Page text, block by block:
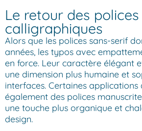
Le retour des
calligraphiques
Alors que les polices sans-serif
années, les typos avec
en force. Leur caractère élégant
une dimension plus humaine et
interfaces. Certaines
également des polices
une touche plus organique et
design.